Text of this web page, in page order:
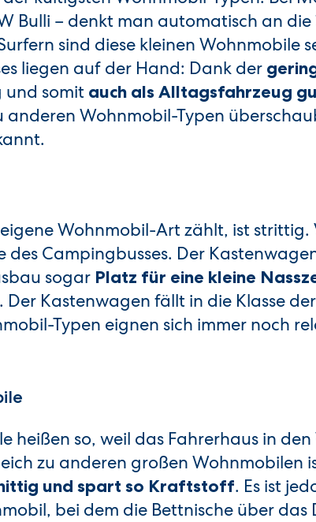
Bulli – denkt man automatisch an
sind diese kleinen Wohnmobile
liegen auf der Hand: Dank der
und somit auch als Alltagsfahrzeug
anderen Wohnmobil-Typen
Wohnmobil-Art zählt, ist strittig.
des Campingbusses. Der
sogar Platz für eine kleine
Der Kastenwagen fällt in die Klasse
Typen eignen sich immer noch
heißen so, weil das Fahrerhaus in
zu anderen großen Wohnmobilen
und spart so Kraftstoff. Es ist
bei dem die Bettnische über